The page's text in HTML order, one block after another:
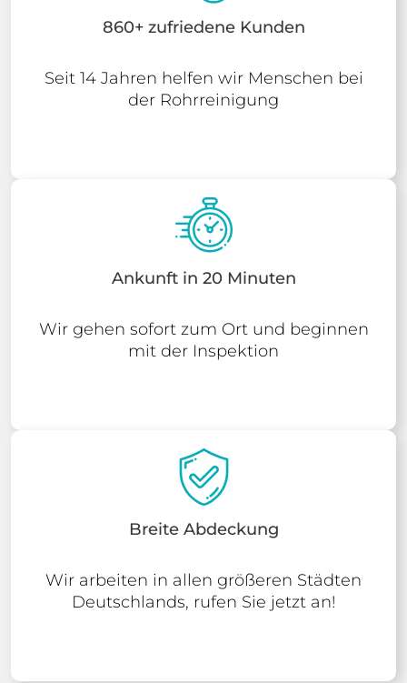
860+ zufriedene Kunden
Seit 14 Jahren helfen wir Menschen bei
der Rohrreinigung
Ankunft in 20 Minuten
Wir gehen sofort zum Ort und beginnen
mit der Inspektion
Breite Abdeckung
Wir arbeiten in allen größeren Städten
Deutschlands, rufen Sie jetzt an!